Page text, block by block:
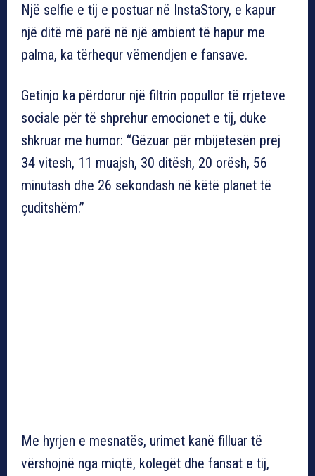
Një selfie e tij e postuar në InstaStory, e kapur
një ditë më parë në një ambient të hapur me
palma, ka tërhequr vëmendjen e fansave.
Getinjo ka përdorur një filtrin popullor të rrjeteve
sociale për të shprehur emocionet e tij, duke
shkruar me humor: “Gëzuar për mbijetesën prej
34 vitesh, 11 muajsh, 30 ditësh, 20 orësh, 56
minutash dhe 26 sekondash në këtë planet të
çuditshëm.”
Me hyrjen e mesnatës, urimet kanë filluar të
vërshojnë nga miqtë, kolegët dhe fansat e tij,